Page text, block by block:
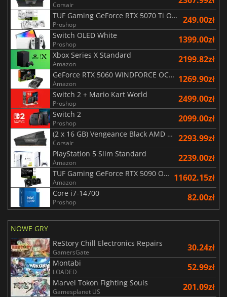
Corsair
TUF Gaming GeForce RTX 5070 Ti OC White Edition 16GB
Proshop 249.00zł
Switch OLED White
Proshop 1399.00zł
Xbox Series X Standard
Amazon 2199.82zł
GeForce RTX 5060 WINDFORCE OC 8G
Amazon 1269.90zł
Switch 2 + Mario Kart World
Proshop 2499.00zł
Switch 2
Proshop 2099.00zł
(2 x 16 GB) Vengeance Black AMD Expo 6000 MHz - CAS 30
Corsair 2293.99zł
PlayStation 5 Slim Standard
Amazon 2239.00zł
TUF Gaming GeForce RTX 5090 OC Edition 32GB
Amazon 11602.15zł
Core i7-14700
Proshop 82.00zł
NOWE GRY
ReStory Chill Electronics Repairs
GamersGate 30.24zł
Montabi
LOADED 52.99zł
Marvel Tokon Fighting Souls
Gamesplanet US 201.09zł